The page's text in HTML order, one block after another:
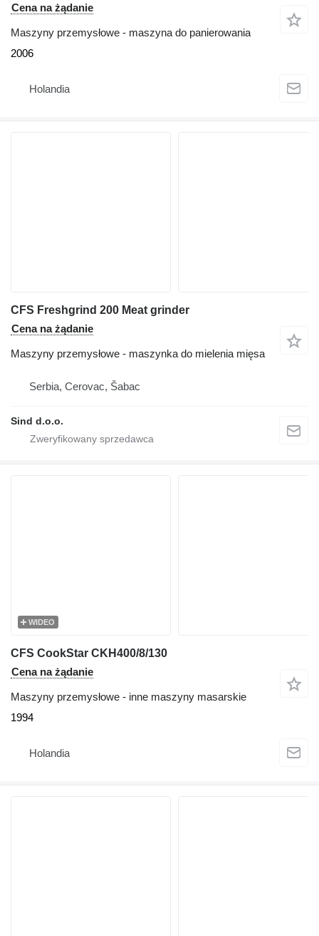
Cena na żądanie
Maszyny przemysłowe - maszyna do panierowania
2006
Holandia
CFS Freshgrind 200 Meat grinder
Cena na żądanie
Maszyny przemysłowe - maszynka do mielenia mięsa
Serbia, Cerovac, Šabac
Sind d.o.o.
WIDEO
CFS CookStar CKH400/8/130
Cena na żądanie
Maszyny przemysłowe - inne maszyny masarskie
1994
Holandia